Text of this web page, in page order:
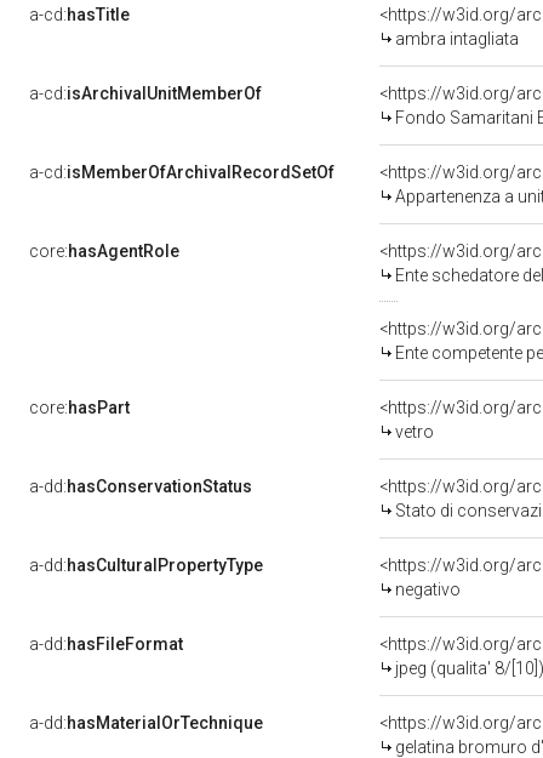
a-cd:hasTitle
<https://w3id.org/
ambra intagliata
a-cd:isArchivalUnitMemberOf
Fondo Samaritani
a-cd:isMemberOfArchivalRecordSetOf
<https://w3id.org/
Appartenenza a
core:hasAgentRole
<https://w3id.org/
Ente schedatore del
<https://w3id.org/
Ente competente per
core:hasPart
<https://w3id.org/
vetro
a-dd:hasConservationStatus
<https://w3id.org/
Stato di
a-dd:hasCulturalPropertyType
<https://w3id.org/
negativo
a-dd:hasFileFormat
<https://w3id.org/
jpeg (qualita' 8/[10])
a-dd:hasMaterialOrTechnique
<https://w3id.org/
gelatina bromuro